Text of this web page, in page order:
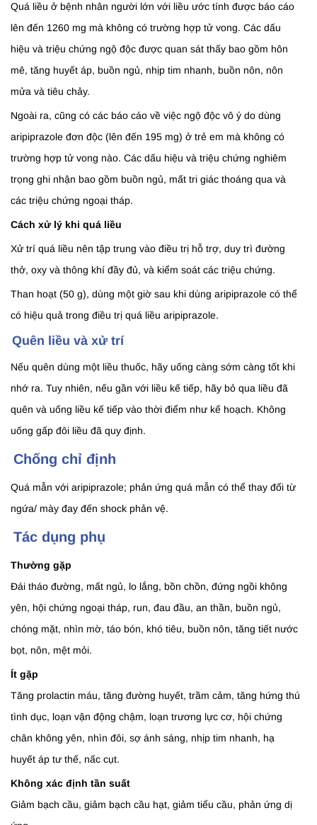
Quá liều ở bệnh nhân người lớn với liều ước tính được báo cáo
lên đến 1260 mg mà không có trường hợp tử vong. Các dấu
hiệu và triệu chứng ngộ độc được quan sát thấy bao gồm hôn
mê, tăng huyết áp, buồn ngủ, nhịp tim nhanh, buồn nôn, nôn
mửa và tiêu chảy.
Ngoài ra, cũng có các báo cáo về việc ngộ độc vô ý do dùng
aripiprazole đơn độc (lên đến 195 mg) ở trẻ em mà không có
trường hợp tử vong nào. Các dấu hiệu và triệu chứng nghiêm
trọng ghi nhận bao gồm buồn ngủ, mất tri giác thoáng qua và
các triệu chứng ngoại tháp.
Cách xử lý khi quá liều
Xử trí quá liều nên tập trung vào điều trị hỗ trợ, duy trì đường
thở, oxy và thông khí đầy đủ, và kiểm soát các triệu chứng.
Than hoạt (50 g), dùng một giờ sau khi dùng aripiprazole có thể
có hiệu quả trong điều trị quá liều aripiprazole.
Quên liều và xử trí
Nếu quên dùng một liều thuốc, hãy uống càng sớm càng tốt khi
nhớ ra. Tuy nhiên, nếu gần với liều kế tiếp, hãy bỏ qua liều đã
quên và uống liều kế tiếp vào thời điểm như kế hoạch. Không
uống gấp đôi liều đã quy định.
Chống chỉ định
Quá mẫn với aripiprazole; phản ứng quá mẫn có thể thay đổi từ
ngứa/ mày đay đến shock phản vệ.
Tác dụng phụ
Thường gặp
Đái tháo đường, mất ngủ, lo lắng, bồn chồn, đứng ngồi không
yên, hội chứng ngoại tháp, run, đau đầu, an thần, buồn ngủ,
chóng mặt, nhìn mờ, táo bón, khó tiêu, buồn nôn, tăng tiết nước
bọt, nôn, mệt mỏi.
Ít gặp
Tăng prolactin máu, tăng đường huyết, trầm cảm, tăng hứng thú
tình dục, loạn vận động chậm, loạn trương lực cơ, hội chứng
chân không yên, nhìn đôi, sợ ánh sáng, nhịp tim nhanh, hạ
huyết áp tư thế, nấc cụt.
Không xác định tần suất
Giảm bạch cầu, giảm bạch cầu hạt, giảm tiểu cầu, phản ứng dị